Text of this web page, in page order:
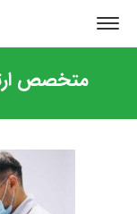
متخصص